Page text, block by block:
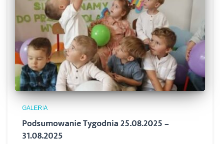
GALERIA
Podsumowanie Tygodnia 25.08.2025 –
31.08.2025